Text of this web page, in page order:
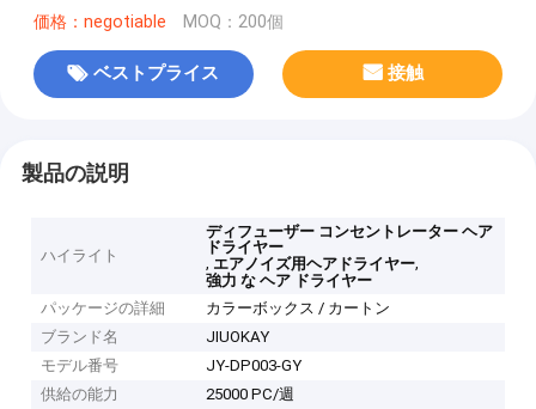
価格：negotiable MOQ：200個
ベストプライス 接触
製品の説明
ハイライト
ディフューザー コンセントレーター ヘア
ドライヤー
, エアノイズ用ヘアドライヤー,
強力 な ヘア ドライヤー
パッケージの詳細
カラーボックス / カートン
ブランド名
JIUOKAY
モデル番号
JY-DP003-GY
供給の能力
25000 PC/週